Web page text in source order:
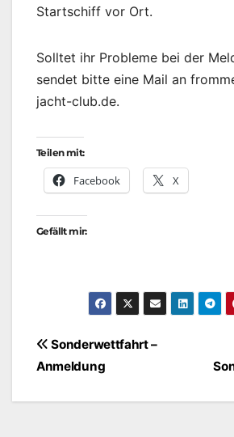
Startschiff vor Ort.
Solltet ihr Probleme bei der
sendet bitte eine Mail an
jacht-club.de.
Teilen mit:
Facebook X
Gefällt mir:
Sonderwettfahrt –
Anmeldung